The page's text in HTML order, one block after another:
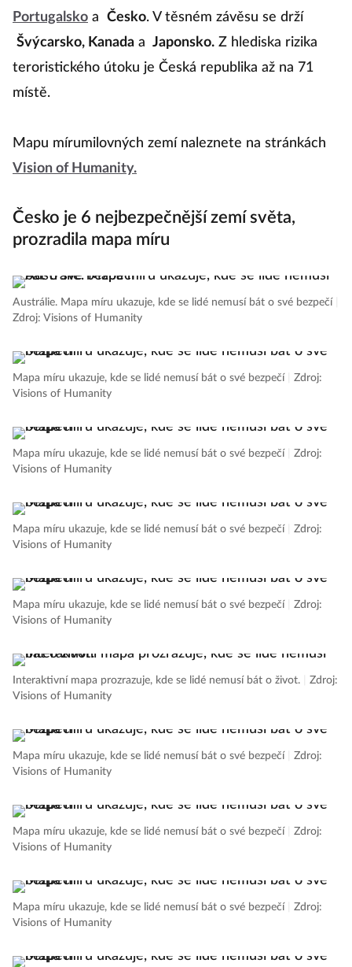
Portugalsko a Česko. V těsném závěsu se drží
Švýcarsko, Kanadaa Japonsko. Z hlediska rizika
teroristického útoku je Česká republika až na 71
místě.
Mapu mírumilovných zemí naleznete na stránkách
Vision of Humanity.
Česko je 6 nejbezpečnější zemí světa,
prozradila mapa míru
Austrálie. Mapa míru ukazuje, kde se lidé nemusí bát o své bezpečí
Zdroj: Visions of Humanity
Mapa míru ukazuje, kde se lidé nemusí bát o své bezpečí
Zdroj:
Visions of Humanity
Mapa míru ukazuje, kde se lidé nemusí bát o své bezpečí
Zdroj:
Visions of Humanity
Mapa míru ukazuje, kde se lidé nemusí bát o své bezpečí
Zdroj:
Visions of Humanity
Mapa míru ukazuje, kde se lidé nemusí bát o své bezpečí
Zdroj:
Visions of Humanity
Interaktivní mapa prozrazuje, kde se lidé nemusí bát o život.
Zdroj:
Visions of Humanity
Mapa míru ukazuje, kde se lidé nemusí bát o své bezpečí
Zdroj:
Visions of Humanity
Mapa míru ukazuje, kde se lidé nemusí bát o své bezpečí
Zdroj:
Visions of Humanity
Mapa míru ukazuje, kde se lidé nemusí bát o své bezpečí
Zdroj:
Visions of Humanity